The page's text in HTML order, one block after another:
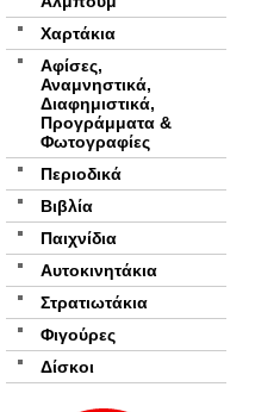
Χαρτάκια
Αφίσες,
Αναμνηστικά,
Διαφημιστικά,
Προγράμματα &
Φωτογραφίες
Περιοδικά
Βιβλία
Παιχνίδια
Αυτοκινητάκια
Στρατιωτάκια
Φιγούρες
Δίσκοι